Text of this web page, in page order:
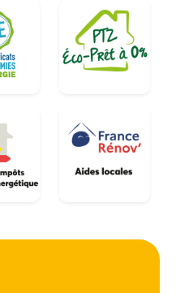
des plus anciennes